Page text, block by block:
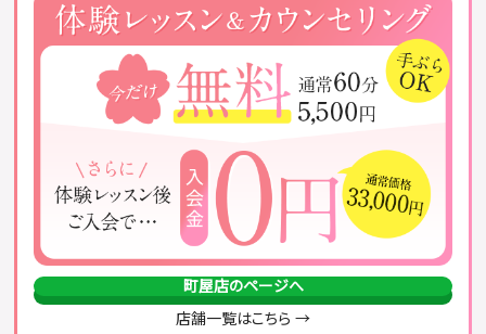
服装・持ち物に注意する
無理をせず自分のペースで参加する
ピラティススタジオに関するQ&A
おすすめのピラティススタジオまとめ
町屋店のページへ
店舗一覧はこちら →